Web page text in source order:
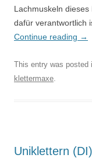
Lachmuskeln dieses
dafür verantwortlich
Continue reading →
This entry was posted
klettermaxe
Uniklettern